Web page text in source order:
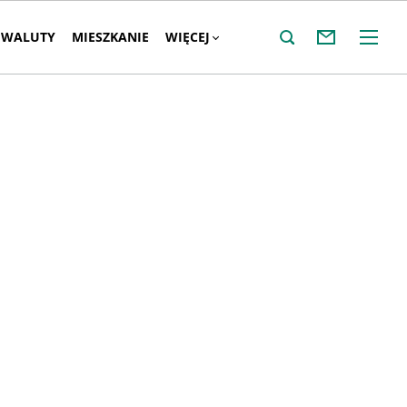
WALUTY MIESZKANIE WIĘCEJ